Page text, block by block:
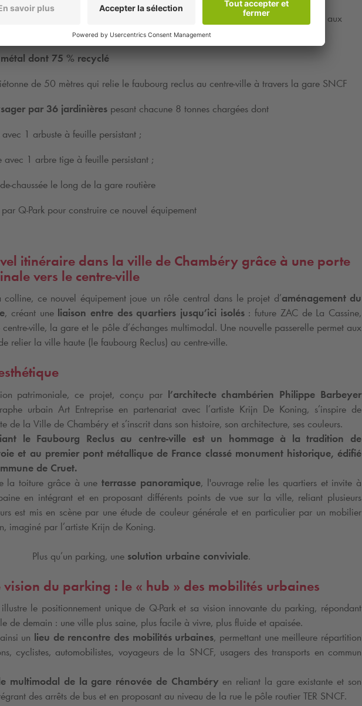
employées sur le chantier – 200 ouvriers et 20 encadrants, avec priorité donnée aux
et régionales comme l’entreprise générale Briand, basée à Saint-Priest (69)
dont 75 % recyclé
de 50 mètres qui relie le faubourg reclus au centre-ville à travers la gare SNCF
par 36 jardinières pesant chacune 8 tonnes chargées dont
1 arbuste à feuille persistant ;
avec 1 arbre tige à feuille persistant ;
chaussée le long de la gare routière
par Q-Park pour construire ce nouvel équipement
itinéraire dans la ville de Chambéry grâce à une porte
vers le centre-ville
ce nouvel équipement joue un rôle central dans le projet d’aménagement du
, créant une liaison entre des quartiers jusqu’ici isolés: future ZAC de La Cassine,
centre-ville, la gare et le pôle d’échanges multimodal. Une nouvelle passerelle permet aux
relier la ville haute (le faubourg Reclus) au centre-ville.
patrimoniale, ce projet, conçu par l’architecte chambérien Philippe Barbeyer
urbain Art Entreprise en partenariat avec l’artiste Krijn De Koning, s’inspire de
de la Ville de Chambéry et s’inscrit dans son histoire, son architecture, ses couleurs.
le Faubourg Reclus au centre-ville est un hommage à la tradition de
et au premier pont métallique de France classé monument historique, édifié
de Cruet.
la toiture grâce à une terrasse panoramique, l'ouvrage relie les quartiers et invite à
en intégrant et en proposant différents points de vue sur la ville, reliant plusieurs
est mis en scène par une étude de couleur générale et en particulier par un mobilier
imaginé par l’artiste Krijn de Koning.
Plus qu’un parking, une solution urbaine conviviale.
vision du parking : le « hub » des mobilités urbaines
le positionnement unique de Q-Parket sa vision innovante du parking, répondant
de demain : une ville plus saine, plus facile à vivre, plus fluide et apaisée.
un lieu de rencontre des mobilités urbaines, permettant une meilleure répartition
cyclistes, automobilistes, voyageurs de la SNCF, usagers des transports en commun
multimodal de la gare rénovée de Chambéry en reliant la gare existante et son
des arrêts de bus et en proposant au niveau de la rue le pôle routier TER SNCF.